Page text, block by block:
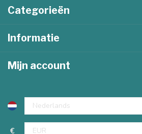
Categorieën
Informatie
Mijn account
€